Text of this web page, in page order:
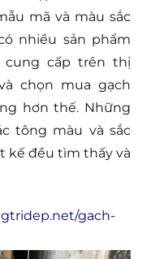
mã và màu sắc
nhiều sản phẩm
cung cấp trên thị
chọn mua gạch
hơn thế. Những
tông màu và sắc
kế đều tìm thấy và
gach-